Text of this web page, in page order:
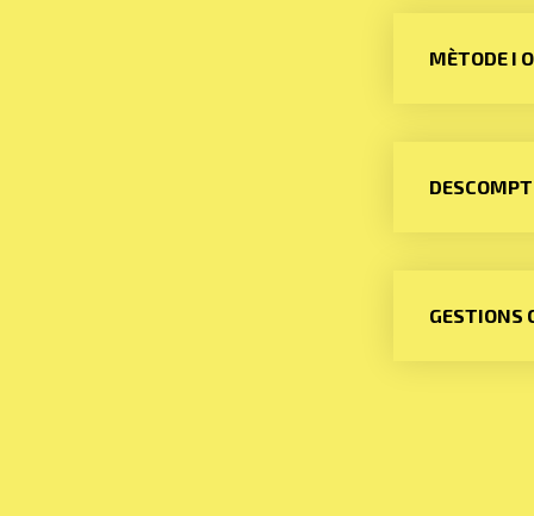
MÈTODE I
GESTIONS